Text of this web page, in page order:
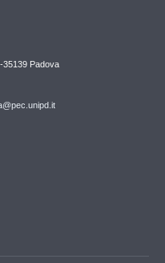
35139 Padova